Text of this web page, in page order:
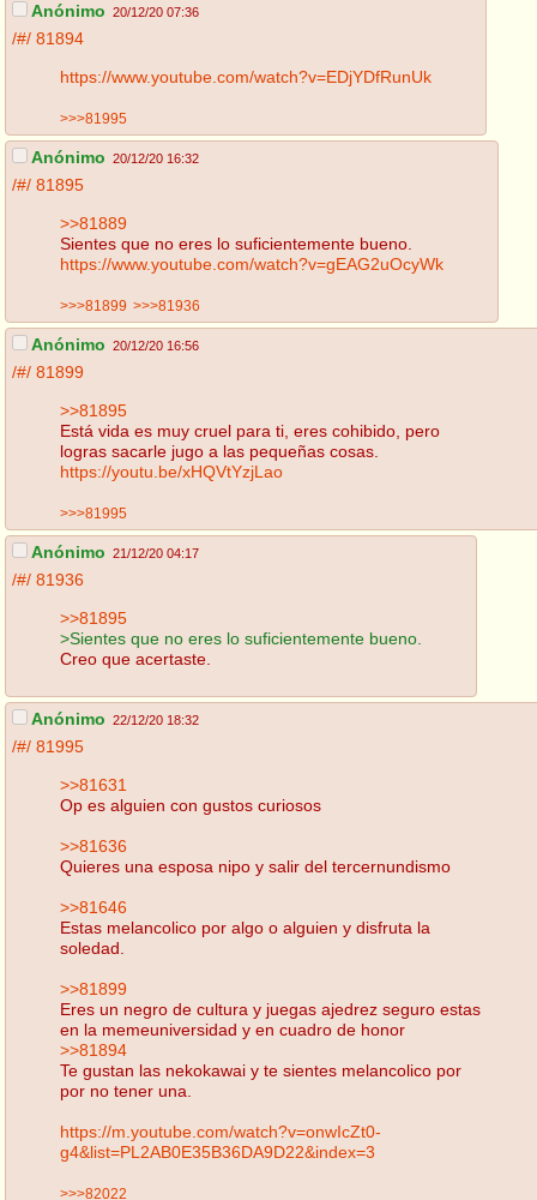
Anónimo 20/12/20 07:36
/#/ 81894
https://www.youtube.com/watch?v=EDjYDfRunUk
>>>81995
Anónimo 20/12/20 16:32
/#/ 81895
>>81889
Sientes que no eres lo suficientemente bueno.
https://www.youtube.com/watch?v=gEAG2uOcyWk
>>>81899 >>>81936
Anónimo 20/12/20 16:56
/#/ 81899
>>81895
Está vida es muy cruel para ti, eres cohibido, pero
logras sacarle jugo a las pequeñas cosas.
https://youtu.be/xHQVtYzjLao
>>>81995
Anónimo 21/12/20 04:17
/#/ 81936
>>81895
>Sientes que no eres lo suficientemente bueno.
Creo que acertaste.
Anónimo 22/12/20 18:32
/#/ 81995
>>81631
Op es alguien con gustos curiosos
>>81636
Quieres una esposa nipo y salir del tercernundismo
>>81646
Estas melancolico por algo o alguien y disfruta la
soledad.
>>81899
Eres un negro de cultura y juegas ajedrez seguro estas
en la memeuniversidad y en cuadro de honor
>>81894
Te gustan las nekokawai y te sientes melancolico por
por no tener una.
https://m.youtube.com/watch?v=onwIcZt0-
g4&list=PL2AB0E35B36DA9D22&index=3
>>>82022